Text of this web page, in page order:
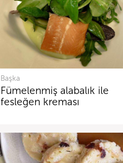
Başka
Fümelenmiş alabalık ile
fesleğen kreması